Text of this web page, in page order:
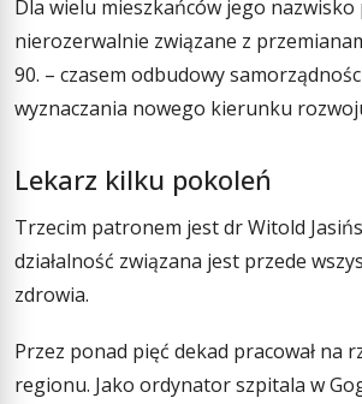
Dla wielu mieszkańców jego
nierozerwalnie związane z
90. – czasem odbudowy
wyznaczania nowego kierunku
Lekarz kilku pokoleń
Trzecim patronem jest dr Witold
działalność związana jest przede
zdrowia.
Przez ponad pięć dekad pracował na
regionu. Jako ordynator szpitala w